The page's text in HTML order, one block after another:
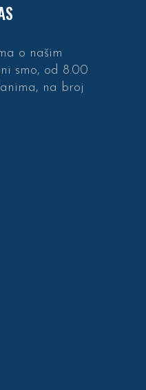
o našim
smo, od 8.00
na broj